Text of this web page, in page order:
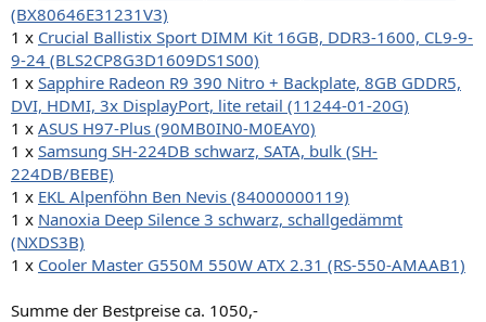
(BX80646E31231V3)
1 x Crucial Ballistix Sport DIMM Kit 16GB, DDR3-1600, CL9-9-
9-24 (BLS2CP8G3D1609DS1S00)
1 x Sapphire Radeon R9 390 Nitro + Backplate, 8GB GDDR5,
DVI, HDMI, 3x DisplayPort, lite retail (11244-01-20G)
1 x ASUS H97-Plus (90MB0IN0-M0EAY0)
1 x Samsung SH-224DB schwarz, SATA, bulk (SH-
224DB/BEBE)
1 x EKL Alpenföhn Ben Nevis (84000000119)
1 x Nanoxia Deep Silence 3 schwarz, schallgedämmt
(NXDS3B)
1 x Cooler Master G550M 550W ATX 2.31 (RS-550-AMAAB1)
Summe der Bestpreise ca. 1050,-